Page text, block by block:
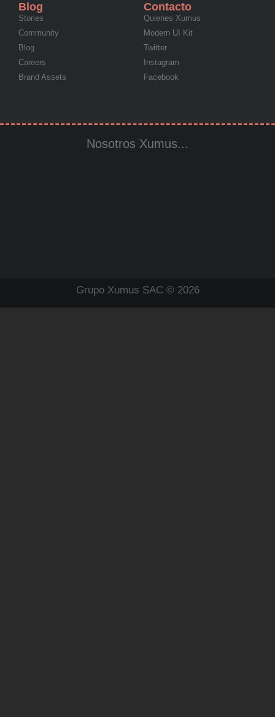
Blog
Stories
Community
Blog
Careers
Brand Assets
Contacto
Quienes Xumus
Modern UI Kit
Twitter
Instagram
Facebook
Nosotros Xumus...
Grupo Xumus SAC © 2026